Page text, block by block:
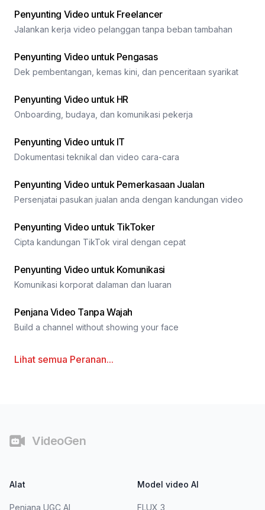
Penyunting Video untuk Freelancer
Jalankan kerja video pelanggan tanpa beban tambahan
Penyunting Video untuk Pengasas
Dek pembentangan, kemas kini, dan penceritaan syarikat
Penyunting Video untuk HR
Onboarding, budaya, dan komunikasi pekerja
Penyunting Video untuk IT
Dokumentasi teknikal dan video cara-cara
Penyunting Video untuk Pemerkasaan Jualan
Persenjatai pasukan jualan anda dengan kandungan video
Penyunting Video untuk TikToker
Cipta kandungan TikTok viral dengan cepat
Penyunting Video untuk Komunikasi
Komunikasi korporat dalaman dan luaran
Penjana Video Tanpa Wajah
Build a channel without showing your face
Lihat semua Peranan...
VideoGen
Alat
Penjana UGC AI
Model video AI
FLUX 3